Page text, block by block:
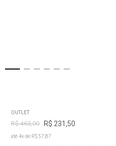
OUTLET
R$ 463,00 R$ 231 50
até 4x de R$ 57,87